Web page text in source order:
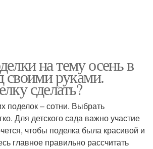
на тему осень в
своими руками.
сделать?
поделок – сотни. Выбрать
Для детского сада важно участие
чтобы поделка была красивой и
главное правильно рассчитать